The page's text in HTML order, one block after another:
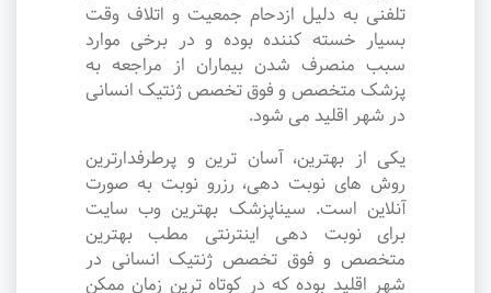
تلفنی به دلیل ازدحام جمعیت و اتلاف وقت
بسیار خسته کننده بوده و در برخی موارد
سبب منصرف شدن بیماران از مراجعه به
پزشک متخصص و فوق تخصص ژنتیک انسانی
در شهر اقلید می شود.
یکی از بهترین، آسان ترین و پرطرفدارترین
روش های نوبت دهی، رزرو نوبت به صورت
آنلاین است. سیناپزشک بهترین وب سایت
برای نوبت دهی اینترنتی مطب بهترین
متخصص و فوق تخصص ژنتیک انسانی در
شهر اقلید بوده که در کوتاه ترین زمان ممکن